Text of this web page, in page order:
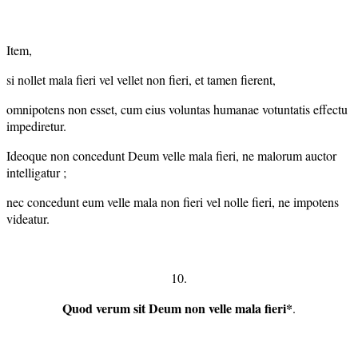
Item,
si nollet mala fieri vel vellet non fieri, et tamen fierent,
omnipotens non esset, cum eius voluntas humanae votuntatis effectu
impediretur.
Ideoque non concedunt Deum velle mala fieri, ne malorum auctor
intelligatur ;
nec concedunt eum velle mala non fieri vel nolle fieri, ne impotens
videatur.
10.
Quod verum sit Deum non velle mala fieri*.